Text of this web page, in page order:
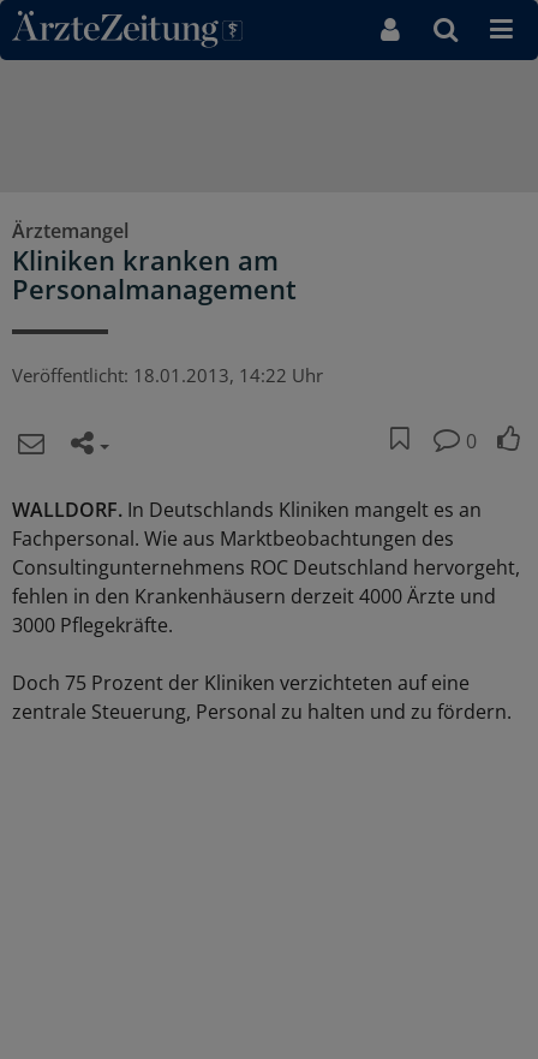
Direkt zum Inhaltsbereich
Ärztemangel
Kliniken kranken am
Personalmanagement
Veröffentlicht: 18.01.2013, 14:22 Uhr
0
WALLDORF. In Deutschlands Kliniken mangelt es an
Fachpersonal. Wie aus Marktbeobachtungen des
Consultingunternehmens ROC Deutschland hervorgeht,
fehlen in den Krankenhäusern derzeit 4000 Ärzte und
3000 Pflegekräfte.
Doch 75 Prozent der Kliniken verzichteten auf eine
zentrale Steuerung, Personal zu halten und zu fördern.